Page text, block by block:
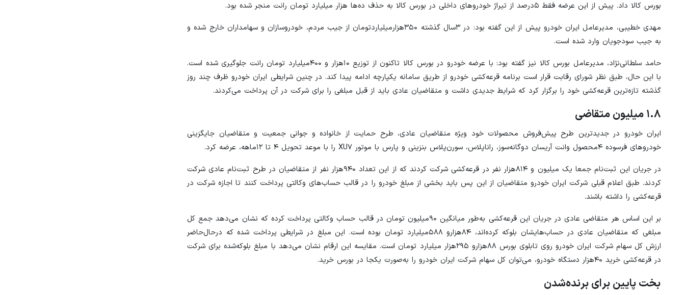
بورس کالا داد. پیش از این عرضه فقط ۵درصد از تیراژ خودروهای داخلی در بورس کالا به حذف ده‌ها هزار میلیارد تومان رانت منجر شده بود.
مهدی خطیبی، مدیرعامل ایران خودرو پیش از این گفته بود: در ۳سال گذشته ۳۵۰هزارمیلیاردتومان از جیب مردم، خودروسازان و سهامداران خارج شده و
به جیب سودجویان وارد شده است.
حامد سلطانی‌نژاد، مدیرعامل بورس کالا نیز گفته بود: با عرضه خودرو در بورس کالا تاکنون از توزیع ۱۰هزار و ۴۰۰میلیارد تومان رانت جلوگیری شده است.
با این حال، طبق نظر شورای رقابت قرار است برنامه قرعه‌کشی خودرو از طریق سامانه یکپارچه ادامه پیدا کند. در چنین شرایطی ایران خودرو ظرف چند روز
گذشته تازه‌ترین قرعه‌کشی خود را برگزار کرد که شرایط جدیدی داشت و متقاضیان عادی باید از قبل مبلغی را برای شرکت در آن پرداخت می‌کردند.
ایران خودرو در جدیدترین طرح پیش‌فروش محصولات خود ویژه متقاضیان عادی، طرح حمایت از خانواده و جوانی جمعیت و متقاضیان جایگزینی
خودروهای فرسوده ۴محصول وانت آریسان دوگانه‌سوز، راناپلاس، سورن‌پلاس بنزینی و پارس با موتور XU۷ را با موعد تحویل ۴ تا ۱۲ماهه، عرضه کرد.
در جریان این ثبت‌نام جمعا یک میلیون و ۸۱۴هزار نفر در قرعه‌کشی شرکت کردند که از این تعداد ۹۴۰هزار نفر از متقاضیان در طرح ثبت‌نام عادی شرکت
کردند. طبق اعلام قبلی شرکت ایران خودرو متقاضیان از این پس باید بخشی از مبلغ خودرو را در قالب حساب‌های وکالتی پرداخت کنند تا اجازه شرکت در
قرعه‌کشی را داشته باشند.
بر این اساس هر متقاضی عادی در جریان این قرعه‌کشی به‌طور میانگین ۹۰میلیون تومان در قالب حساب وکالتی پرداخت کرده که نشان می‌دهد جمع کل
مبلغی که متقاضیان عادی در حساب‌هایشان بلوکه کرده‌اند، ۸۴هزارو ۵۸۸میلیارد تومان بوده است. این مبلغ در شرایطی پرداخت شده ‌که درحال‌حاضر
ارزش کل سهام شرکت ایران خودرو روی تابلوی بورس ۸۸هزارو ۲۹۵هزار میلیارد تومان است. مقایسه این ارقام نشان می‌دهد با مبلغ بلوکه‌شده برای شرکت
در قرعه‌کشی خرید ۴۰هزار دستگاه خودرو، می‌توان کل سهام شرکت ایران خودرو را به‌صورت یکجا در بورس خرید.
بخت پایین برای برنده‌شدن